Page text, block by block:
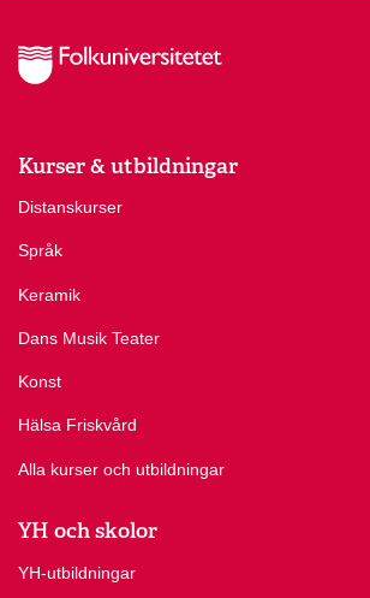
Kurser & utbildningar
Distanskurser
Språk
Keramik
Dans Musik Teater
Konst
Hälsa Friskvård
Alla kurser och utbildningar
YH och skolor
YH-utbildningar